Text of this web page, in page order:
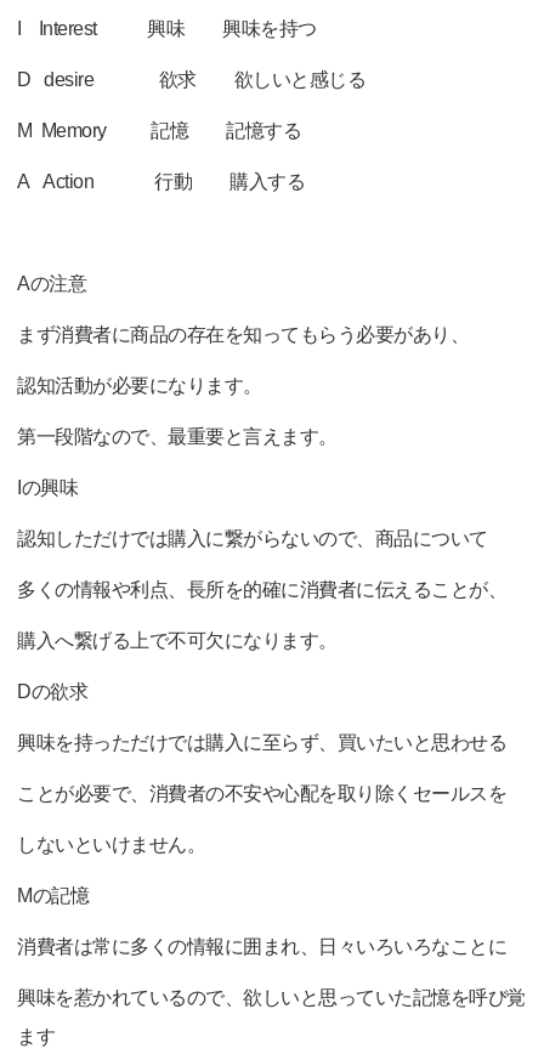
I Interest 興味 興味を持つ
D desire 欲求 欲しいと感じる
M Memory 記憶 記憶する
A Action 行動 購入する
Aの注意
まず消費者に商品の存在を知ってもらう必要があり、
認知活動が必要になります。
第一段階なので、最重要と言えます。
Iの興味
認知しただけでは購入に繋がらないので、商品について
多くの情報や利点、長所を的確に消費者に伝えることが、
購入へ繋げる上で不可欠になります。
Dの欲求
興味を持っただけでは購入に至らず、買いたいと思わせる
ことが必要で、消費者の不安や心配を取り除くセールスを
しないといけません。
Mの記憶
消費者は常に多くの情報に囲まれ、日々いろいろなことに
興味を惹かれているので、欲しいと思っていた記憶を呼び覚
ます